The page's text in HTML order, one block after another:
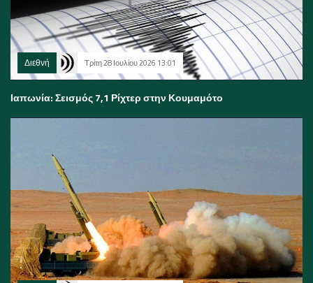
Διεθνή Τρίτη 28 Ιουλίου 2026 13:01
Ιαπωνία: Σεισμός 7,1 Ρίχτερ στην Κουμαμότο